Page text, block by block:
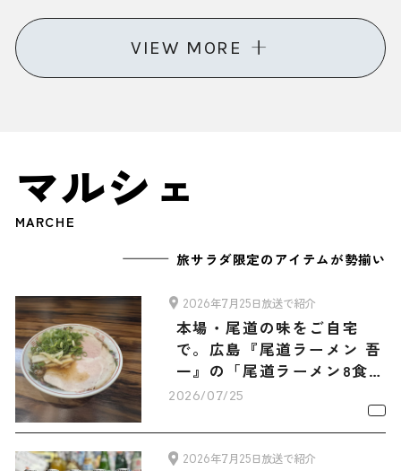
VIEW MORE
マルシェ
MARCHE
旅サラダ限定のアイテムが勢揃い
2026年7月25日放送で紹介
本場・尾道の味をご自宅
で。広島『尾道ラーメン 吾
一』の「尾道ラーメン8食セ
ット」
2026/07/25
2026年7月25日放送で紹介